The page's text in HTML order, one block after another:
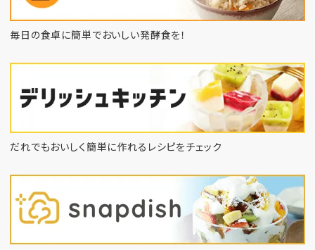
毎日の食卓に簡単でおいしい発酵食を！
だれでもおいしく簡単に作れるレシピをチェック